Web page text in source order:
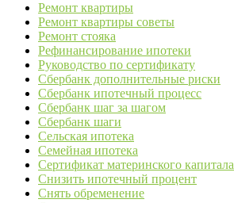
Ремонт квартиры
Ремонт квартиры советы
Ремонт стояка
Рефинансирование ипотеки
Руководство по сертификату
Сбербанк дополнительные риски
Сбербанк ипотечный процесс
Сбербанк шаг за шагом
Сбербанк шаги
Сельская ипотека
Семейная ипотека
Сертификат материнского капитала
Снизить ипотечный процент
Снять обременение